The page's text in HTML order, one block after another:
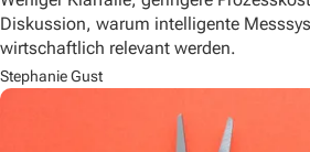
Diskussion, warum intelligente
wirtschaftlich relevant werden.
Stephanie Gust